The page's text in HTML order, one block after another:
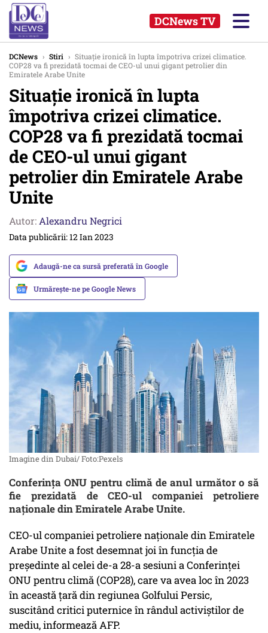
DCNews TV
DCNews › Stiri › Situație ironică în lupta împotriva crizei climatice.
COP28 va fi prezidată tocmai de CEO-ul unui gigant petrolier din
Emiratele Arabe Unite
Situație ironică în lupta
împotriva crizei climatice.
COP28 va fi prezidată tocmai
de CEO-ul unui gigant
petrolier din Emiratele Arabe
Unite
Autor: Alexandru Negrici
Data publicării: 12 Ian 2023
Adaugă-ne ca sursă preferată în Google
Urmărește-ne pe Google News
Imagine din Dubai/ Foto:Pexels
Conferința ONU pentru climă de anul următor o să
fie prezidată de CEO-ul companiei petroliere
naţionale din Emiratele Arabe Unite.
CEO-ul companiei petroliere naţionale din Emiratele
Arabe Unite a fost desemnat joi în funcţia de
preşedinte al celei de-a 28-a sesiuni a Conferinţei
ONU pentru climă (COP28), care va avea loc în 2023
în această ţară din regiunea Golfului Persic,
suscitând critici puternice în rândul activiştilor de
mediu, informează AFP.